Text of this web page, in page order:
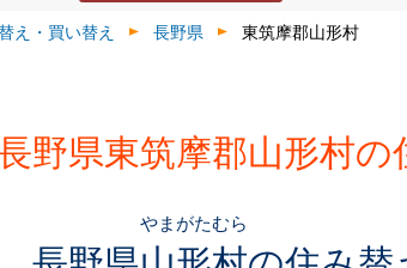
え・買い替え 長野県 東筑摩郡山形村
野県東筑摩郡山形村の
やまがたむら